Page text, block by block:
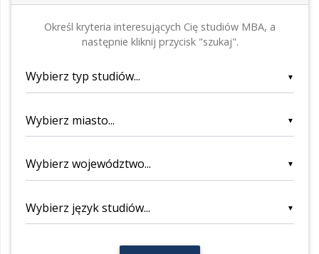
Określ kryteria interesujących Cię studiów MBA, a
następnie kliknij przycisk "szukaj".
▼
▼
▼
▼